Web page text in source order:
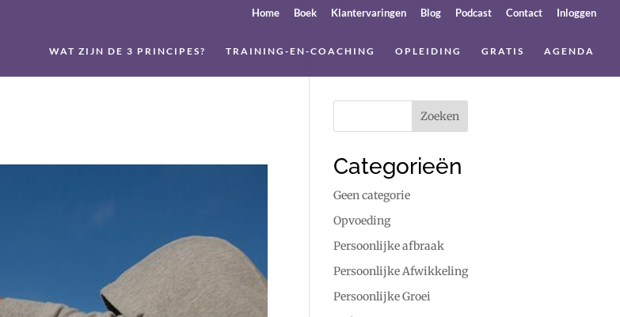
Home Boek Klantervaringen Blog Podcast Contact Inloggen
WAT ZIJN DE 3 PRINCIPES? TRAINING-EN-COACHING OPLEIDING GRATIS AGENDA
Categorieën
Geen categorie
Opvoeding
Persoonlijke afbraak
Persoonlijke Afwikkeling
Persoonlijke Groei